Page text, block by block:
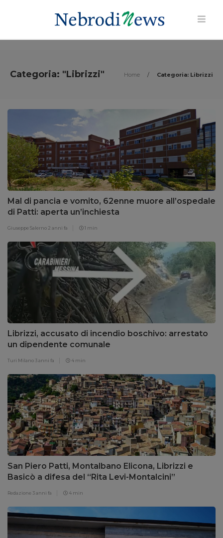
Categoria: "Librizzi" Home / Categoria: Librizzi
Mal di pancia e vomito, 62enne muore all’ospedale
di Patti: aperta un’inchiesta
Giuseppe Salerno 2 anni fa 1 min
Librizzi, accusato di incendio boschivo: arrestato
un dipendente comunale
Turi Milano 3 anni fa 4 min
San Piero Patti, Montalbano Elicona, Librizzi e
Basicò a difesa del “Rita Levi-Montalcini”
Redazione 3 anni fa 4 min